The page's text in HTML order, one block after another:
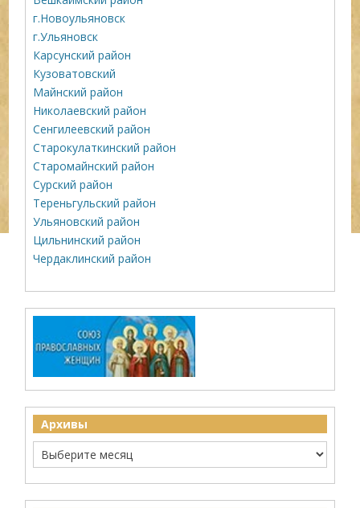
г.Новоульяновск
г.Ульяновск
Карсунский район
Кузоватовский
Майнский район
Николаевский район
Сенгилеевский район
Старокулаткинский район
Старомайнский район
Сурский район
Тереньгульский район
Ульяновский район
Цильнинский район
Чердаклинский район
Архивы